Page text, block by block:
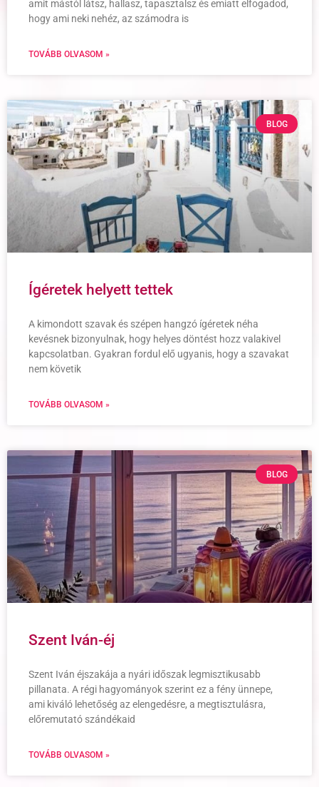
amit mástól látsz, hallasz, tapasztalsz és emiatt elfogadod,
hogy ami neki nehéz, az számodra is
TOVÁBB OLVASOM »
BLOG
Ígéretek helyett tettek
A kimondott szavak és szépen hangzó ígéretek néha
kevésnek bizonyulnak, hogy helyes döntést hozz valakivel
kapcsolatban. Gyakran fordul elő ugyanis, hogy a szavakat
nem követik
TOVÁBB OLVASOM »
BLOG
Szent Iván-éj
Szent Iván éjszakája a nyári időszak legmisztikusabb
pillanata. A régi hagyományok szerint ez a fény ünnepe,
ami kiváló lehetőség az elengedésre, a megtisztulásra,
előremutató szándékaid
TOVÁBB OLVASOM »